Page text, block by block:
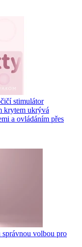
stimulátor
krytem ukrývá
a ovládáním přes
volbou pro